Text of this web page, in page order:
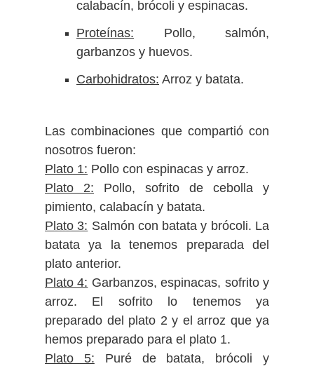
calabacín, brócoli y espinacas.
Proteínas: Pollo, salmón,
garbanzos y huevos.
Carbohidratos: Arroz y batata.
Las combinaciones que compartió con
nosotros fueron:
Plato 1: Pollo con espinacas y arroz.
Plato 2: Pollo, sofrito de cebolla y
pimiento, calabacín y batata.
Plato 3: Salmón con batata y brócoli. La
batata ya la tenemos preparada del
plato anterior.
Plato 4: Garbanzos, espinacas, sofrito y
arroz. El sofrito lo tenemos ya
preparado del plato 2 y el arroz que ya
hemos preparado para el plato 1.
Plato 5: Puré de batata, brócoli y